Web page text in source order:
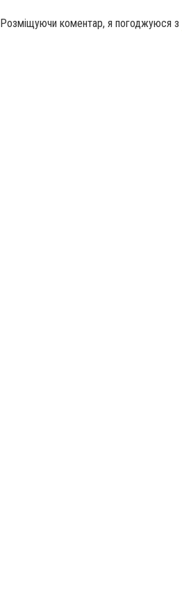
Розміщуючи коментар, я погоджуюся з